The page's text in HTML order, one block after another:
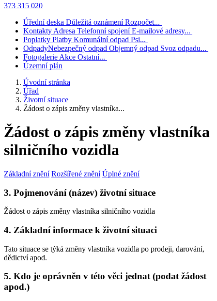
373 315 020
Úřední deska Důležitá oznámení Rozpočet...
Kontakty Adresa Telefonní spojení E-mailové adresy...
Poplatky Platby Komunální odpad Psi...
OdpadyNebezpečný odpad Objemný odpad Svoz odpadu...
Fotogalerie Akce Ostatní...
Územní plán
Úvodní stránka
Úřad
Životní situace
Žádost o zápis změny vlastníka...
Žádost o zápis změny vlastníka
silničního vozidla
Základní znění Rozšířené znění Úplné znění
3. Pojmenování (název) životní situace
Žádost o zápis změny vlastníka silničního vozidla
4. Základní informace k životní situaci
Tato situace se týká změny vlastníka vozidla po prodeji, darování,
dědictví apod.
5. Kdo je oprávněn v této věci jednat (podat žádost
apod.)